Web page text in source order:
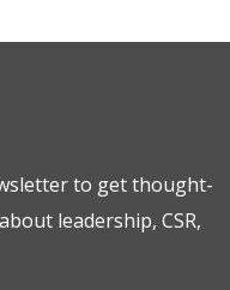
to get thought-
leadership, CSR,